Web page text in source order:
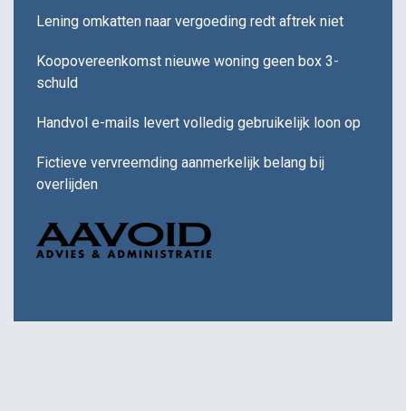
Lening omkatten naar vergoeding redt aftrek niet
Koopovereenkomst nieuwe woning geen box 3-
schuld
Handvol e-mails levert volledig gebruikelijk loon op
Fictieve vervreemding aanmerkelijk belang bij
overlijden